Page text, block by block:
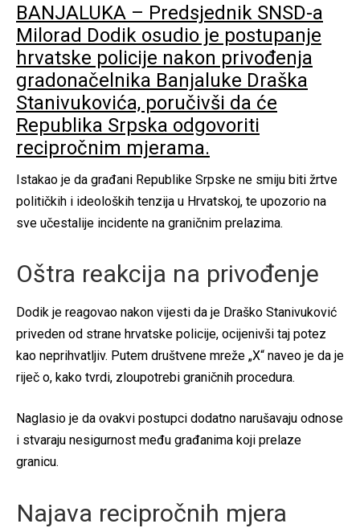
BANJALUKA – Predsjednik SNSD-a
Milorad Dodik osudio je postupanje
hrvatske policije nakon privođenja
gradonačelnika Banjaluke Draška
Stanivukovića, poručivši da će
Republika Srpska odgovoriti
recipročnim mjerama.
Istakao je da građani Republike Srpske ne smiju biti žrtve
političkih i ideoloških tenzija u Hrvatskoj, te upozorio na
sve učestalije incidente na graničnim prelazima.
Oštra reakcija na privođenje
Dodik je reagovao nakon vijesti da je Draško Stanivuković
priveden od strane hrvatske policije, ocijenivši taj potez
kao neprihvatljiv. Putem društvene mreže „X“ naveo je da je
riječ o, kako tvrdi, zloupotrebi graničnih procedura.
Naglasio je da ovakvi postupci dodatno narušavaju odnose
i stvaraju nesigurnost među građanima koji prelaze
granicu.
Najava recipročnih mjera